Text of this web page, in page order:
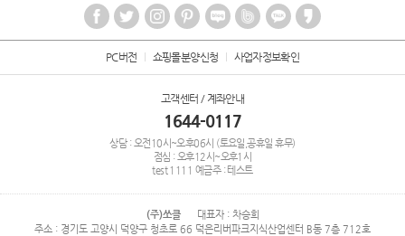
PC버전 쇼핑몰분양신청 사업자정보확인
고객센터 / 계좌안내
1644-0117
상담 : 오전10시~오후06시 (토요일,공휴일 휴무)
점심 : 오후12시~오후1시
test1111 예금주 : 테스트
(주)쏘클
대표자 : 차승희
주소 : 경기도 고양시 덕양구 청초로 66 덕은리버파크지식산업센터 B동 7층 712호